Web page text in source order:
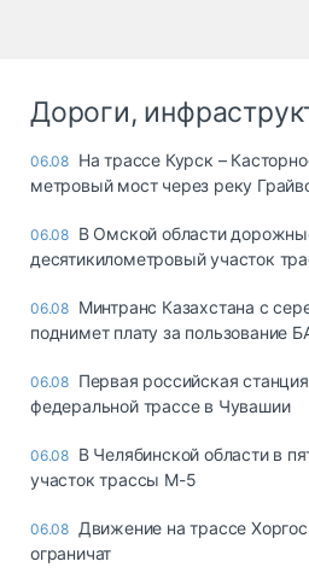
Дороги,
06.08 На трассе Курск –
метровый мост через реку
06.08 В Омской области
десятикилометровый участок
06.08 Минтранс Казахстана с
поднимет плату за пользование
06.08 Первая российская
федеральной трассе в Чувашии
06.08 В Челябинской области в
участок трассы М-5
06.08 Движение на трассе
ограничат